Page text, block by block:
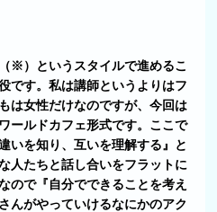
※）というスタイルで進めるこ
です。私は講師というよりはフ
は女性だけなのですが、今回は
ールドカフェ形式です。ここで
いを知り、互いを理解する』と
人たちと話し合いをフラットに
ので『自分でできることを考え
んがやっていけるなにかのアク